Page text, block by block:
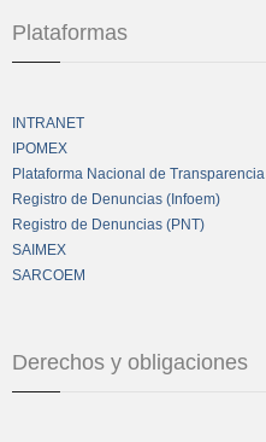
Plataformas
INTRANET
IPOMEX
Plataforma Nacional de Transparencia
Registro de Denuncias (Infoem)
Registro de Denuncias (PNT)
SAIMEX
SARCOEM
Derechos y obligaciones